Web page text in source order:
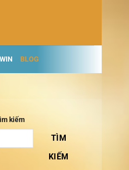
BLOG
kiếm
TÌM
KIẾM